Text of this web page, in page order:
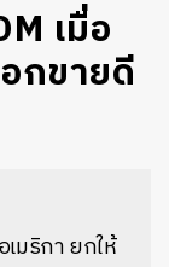
เมื่อ
กขายดี
มริกา ยกให้